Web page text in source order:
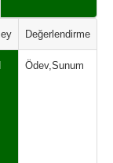
Değerlendirme
Ödev,Sunum